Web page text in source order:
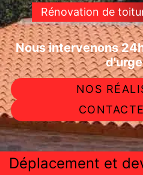
Rénovation de
Nous intervenons
NOS
Déplacement et